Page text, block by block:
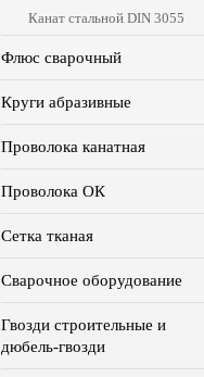
Канат стальной DIN 3055
Флюс сварочный
Круги абразивные
Проволока канатная
Проволока ОК
Сетка тканая
Сварочное оборудование
Гвозди строительные и
дюбель-гвозди